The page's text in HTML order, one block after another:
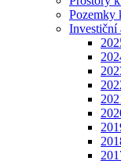
Pozemky
Investiční